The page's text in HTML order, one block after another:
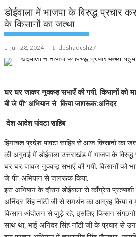
डोईवाला में भाजपा के विरुद्ध प्रचार
के किसानों का जत्था
Jun 28, 2024 deshadesh27
घर घर जाकर नुक्कड़ सभाएँ की गयी. किसानों को
बी जे पी” अभियान से किया जागरूक:अनिंदर
देश आदेश पांवटा साहिब
हिमाचल प्रदेश पांवटा साहिब से आज किसानों का
की अगुवाई में डोईवाला उत्तराखंड में भाजपा के विरुद्ध
घर घर जाकर नुक्कड़ सभाएँ की गयी. किसानों को
जे पी” अभियान से जागरूक किया.
इस अभियान के दौरान डोईवाला से काँग्रेस प्रत्याशी
अनिंदर सिंह नॉटी जी से समर्थन का आग्रह किया व
किसान आंदोलन से जुड़े रहे, इसलिए किसान संगठनो
साथ था, भाई अनिंदर सिंह नॉटी जी के प्रचार से